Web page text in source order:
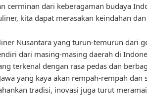
cerminan dari keberagaman budaya
kita dapat merasakan keindahan
Nusantara yang turun-temurun dari
dari masing-masing daerah di
terkenal dengan rasa pedas dan
yang kaya akan rempah-rempah
tradisi, inovasi juga turut